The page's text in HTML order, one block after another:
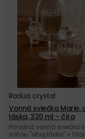
Radua crystal
Vonná sviečka Marie,
láska, 320 ml – číra
Prírodná vonná sviečka s
vôňou "ahoj láska" v